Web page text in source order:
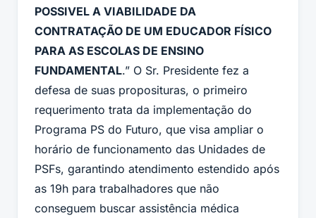
POSSIVEL A VIABILIDADE DA
CONTRATAÇÃO DE UM EDUCADOR FÍSICO
PARA AS ESCOLAS DE ENSINO
FUNDAMENTAL.” O Sr. Presidente fez a
defesa de suas proposituras, o primeiro
requerimento trata da implementação do
Programa PS do Futuro, que visa ampliar o
horário de funcionamento das Unidades de
PSFs, garantindo atendimento estendido após
as 19h para trabalhadores que não
conseguem buscar assistência médica